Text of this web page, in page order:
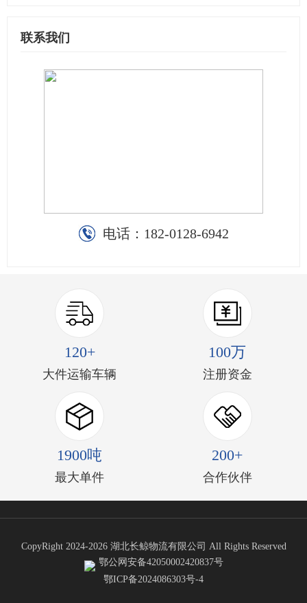
联系我们
电话： 182-0128-6942
120+
大件运输车辆
100万
注册资金
1900吨
最大单件
200+
合作伙伴
CopyRight 2024-2026 湖北长鲸物流有限公司 All Rights Reserved
鄂公网安备42050002420837号
鄂ICP备2024086303号-4